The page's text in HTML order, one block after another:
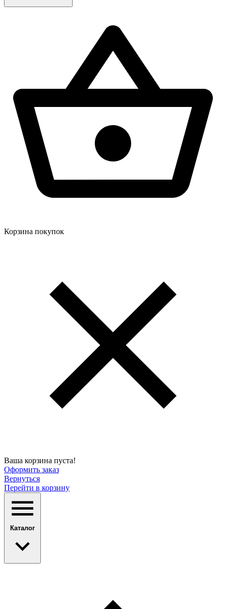
Корзина покупок
Ваша корзина пуста!
Оформить заказ
Вернуться
Перейти в корзину
Каталог